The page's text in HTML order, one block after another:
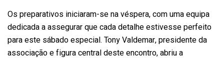
Os preparativos iniciaram-se na véspera, com uma equipa
dedicada a assegurar que cada detalhe estivesse perfeito
para este sábado especial. Tony Valdemar, presidente da
associação e figura central deste encontro, abriu a